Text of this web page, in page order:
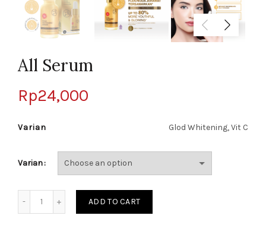
All Serum
Rp24,000
Varian Glod Whitening, Vit C
Varian
Quantity
ADD TO CART